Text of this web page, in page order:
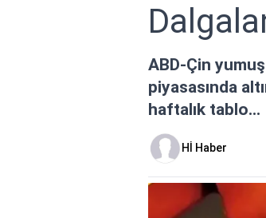
ABD-Çin
piyasasında
haftalık tablo...
Hİ Haber